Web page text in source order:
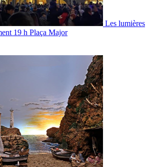
Les lumières
19 h Plaça Major